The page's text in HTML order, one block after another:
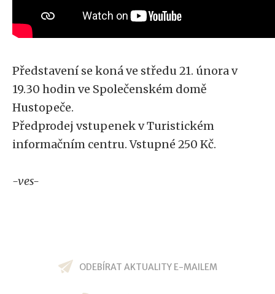
Představení se koná ve středu 21. února v
19.30 hodin ve Společenském domě
Hustopeče.
Předprodej vstupenek v Turistickém
informačním centru. Vstupné 250 Kč.
-ves-
ODEBÍRAT AKTUALITY E-MAILEM